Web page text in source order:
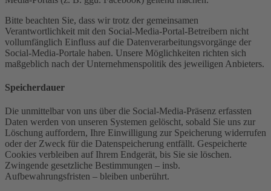
Bitte beachten Sie, dass wir trotz der gemeinsamen
Verantwortlichkeit mit den Social-Media-Portal-Betreibern nicht
vollumfänglich Einfluss auf die Datenverarbeitungsvorgänge der
Social-Media-Portale haben. Unsere Möglichkeiten richten sich
maßgeblich nach der Unternehmenspolitik des jeweiligen Anbieters.
Speicherdauer
Die unmittelbar von uns über die Social-Media-Präsenz erfassten
Daten werden von unseren Systemen gelöscht, sobald Sie uns zur
Löschung auffordern, Ihre Einwilligung zur Speicherung widerrufen
oder der Zweck für die Datenspeicherung entfällt. Gespeicherte
Cookies verbleiben auf Ihrem Endgerät, bis Sie sie löschen.
Zwingende gesetzliche Bestimmungen – insb.
Aufbewahrungsfristen – bleiben unberührt.